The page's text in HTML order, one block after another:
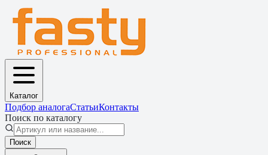
Каталог
Подбор аналогаСтатьиКонтакты
Поиск по каталогу
Поиск